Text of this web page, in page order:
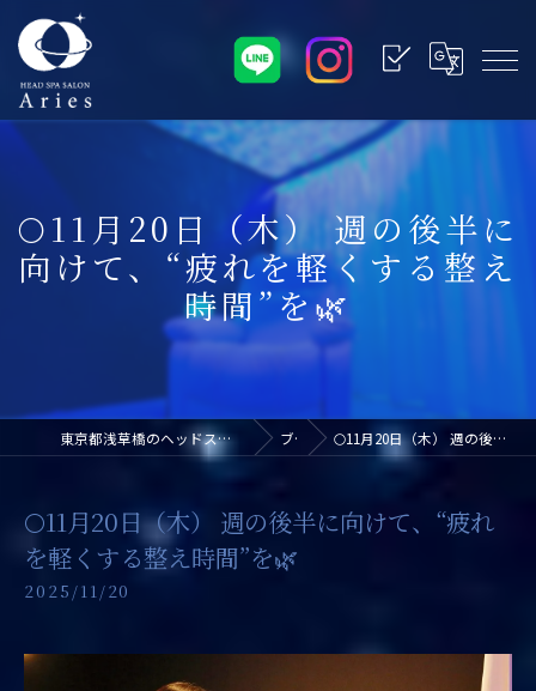
🌕11月20日（木） 週の後半に
向けて、“疲れを軽くする整え
時間”を🌿
東京都浅草橋のヘッドスパなら浅草橋ドライヘッドスパ専門店アリエス ブログ 🌕11月20日（木） 週の後半に向けて、“疲れを軽くする整え時間”を🌿
🌕11月20日（木） 週の後半に向けて、“疲れ
を軽くする整え時間”を🌿
2025/11/20